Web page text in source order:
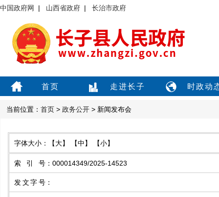
中国政府网 | 山西省政府 | 长治市政府
首页 走进长子 时政动
当前位置： 首页 > 政务公开 > 新闻发布会
字体大小： 【大】 【中】 【小】
索引号 ： 000014349/2025-14523
发文字号 ：